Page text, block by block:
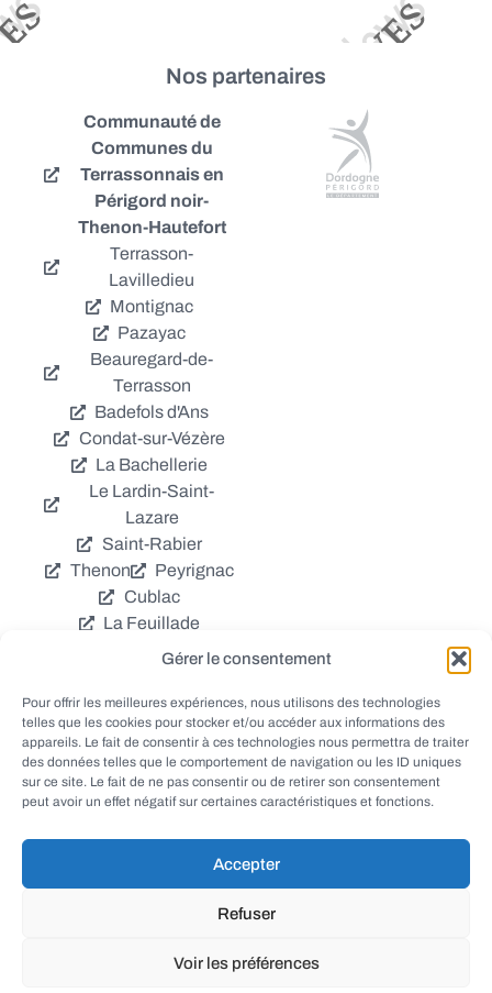
Gérer le consentement
Pour offrir les meilleures expériences, nous utilisons des technologies
telles que les cookies pour stocker et/ou accéder aux informations des
appareils. Le fait de consentir à ces technologies nous permettra de traiter
des données telles que le comportement de navigation ou les ID uniques
sur ce site. Le fait de ne pas consentir ou de retirer son consentement
peut avoir un effet négatif sur certaines caractéristiques et fonctions.
Accepter
Refuser
Voir les préférences
Nos partenaires
Communauté de
Communes du
Terrassonnais en
Périgord noir-
Thenon-Hautefort
Terrasson-
Lavilledieu
Montignac
Pazayac
Beauregard-de-
Terrasson
Badefols d'Ans
Condat-sur-Vézère
La Bachellerie
Le Lardin-Saint-
Lazare
Saint-Rabier
Thenon
Peyrignac
Cublac
La Feuillade
Chavagnac
Coly
Grèzes
Aubas
Villac
Azerat
Ladornac
Tourtoirac